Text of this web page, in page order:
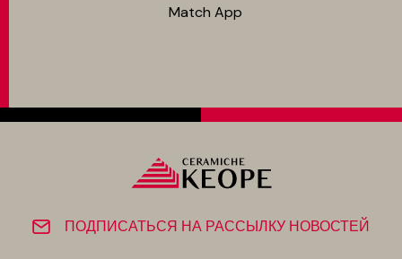
Match App
ПОДПИСАТЬСЯ НА РАССЫЛКУ НОВОСТЕЙ